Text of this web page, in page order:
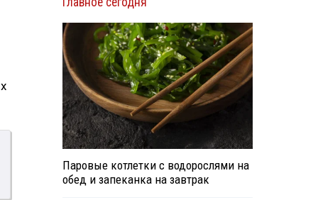
Паровые котлетки с водорослями на
обед и запеканка на завтрак